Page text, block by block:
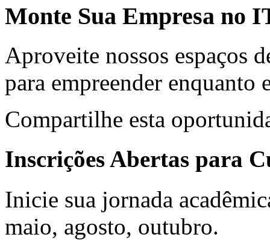
Monte Sua Empresa no
Aproveite nossos espaços
para empreender enquanto
Compartilhe esta
Inscrições Abertas para
Inicie sua jornada
maio, agosto, outubro.